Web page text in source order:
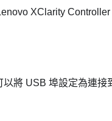
XClarity Controller
將 USB 埠設定為連接